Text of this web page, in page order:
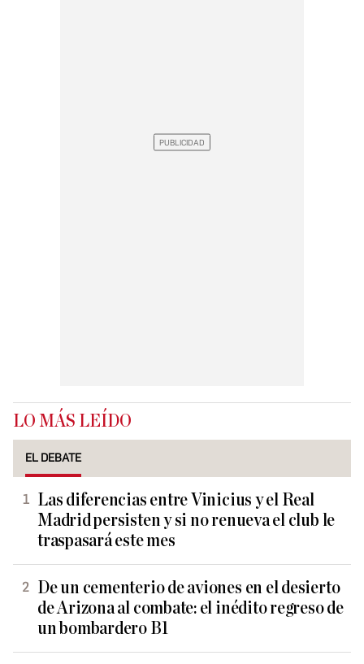
LO MÁS LEÍDO
EL DEBATE
Las diferencias entre Vinicius y el Real
Madrid persisten y si no renueva el club le
traspasará este mes
De un cementerio de aviones en el desierto
de Arizona al combate: el inédito regreso de
un bombardero B1